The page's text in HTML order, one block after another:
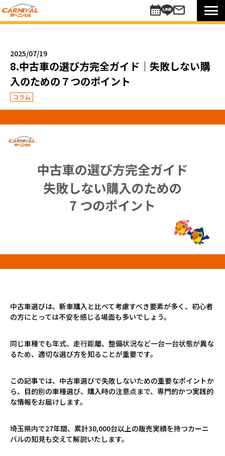
未使用車
中古車
買い方のご提案
コミットワンシステム
リターンカー
カーニバル車検
メンテナンスパック
お知らせキャンペーン情報
ホーム
軽ワゴン春日部店
RV岩槻店
上尾店
採用情報
2025/07/19
8.中古車の選び方完全ガイド｜失敗しない購
入のための７つのポイント
コラム
中古車選びは、新車購入と比べて考慮すべき要素が多く、初心者
の方にとっては不安を感じる場面も多いでしょう。
同じ車種でも年式、走行距離、整備状況など一台一台状態が異な
るため、適切な選び方を知ることが重要です。
この記事では、中古車選びで失敗しないための重要なポイントか
ら、目的別の車種選び、購入時の注意点まで、専門的かつ実践的
な情報をお届けします。
埼玉県内で27年間、累計30,000台以上の販売実績を持つカーニ
バルの知見も交えて解説いたします。